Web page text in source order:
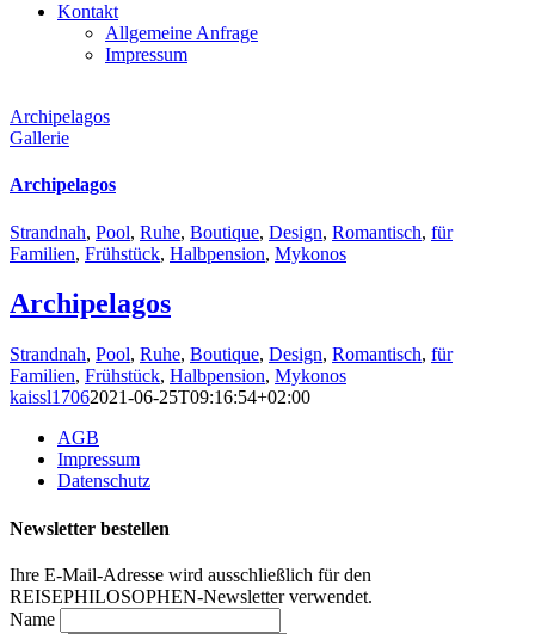
Kontakt
Allgemeine Anfrage
Impressum
Archipelagos
Gallerie
Archipelagos
Strandnah, Pool, Ruhe, Boutique, Design, Romantisch, für
Familien, Frühstück, Halbpension, Mykonos
Archipelagos
Strandnah, Pool, Ruhe, Boutique, Design, Romantisch, für
Familien, Frühstück, Halbpension, Mykonos
kaissl17062021-06-25T09:16:54+02:00
AGB
Impressum
Datenschutz
Newsletter bestellen
Ihre E-Mail-Adresse wird ausschließlich für den
REISEPHILOSOPHEN-Newsletter verwendet.
Name